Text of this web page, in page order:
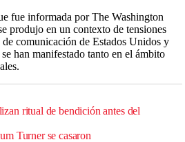
fue informada por The Washington
produjo en un contexto de tensiones
de comunicación de Estados Unidos y
han manifestado tanto en el ámbito
ritual de bendición antes del
Turner se casaron